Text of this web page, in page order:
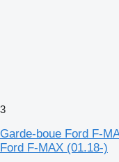
3
Garde-boue Ford F-
Ford F-MAX (01.18-)